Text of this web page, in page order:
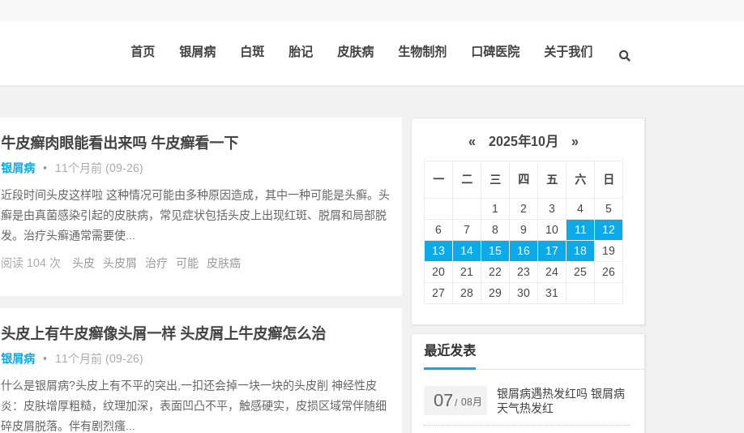
首页 银屑病 白斑 胎记 皮肤病 生物制剂 口碑医院 关于我们
牛皮癣肉眼能看出来吗 牛皮癣看一下
银屑病 • 11个月前 (09-26)
近段时间头皮这样啦 这种情况可能由多种原因造成，其中一种可能是头癣。头
癣是由真菌感染引起的皮肤病，常见症状包括头皮上出现红斑、脱屑和局部脱
发。治疗头癣通常需要使...
阅读 104 次 头皮 头皮屑 治疗 可能 皮肤癌
头皮上有牛皮癣像头屑一样 头皮屑上牛皮癣怎么治
银屑病 • 11个月前 (09-26)
什么是银屑病?头皮上有不平的突出,一扣还会掉一块一块的头皮削 神经性皮
炎：皮肤增厚粗糙，纹理加深，表面凹凸不平，触感硬实，皮损区域常伴随细
碎皮屑脱落。伴有剧烈瘙...
« 2025年10月 »
一 二 三 四 五 六 日
1 2 3 4
5
6
7 8 9 10 11
12
13
14 15 16 17 18
19
20
21 22 23 24 25
26
27
28 29 30 31
最近发表
07 / 08月
银屑病遇热发红吗 银屑病
天气热发红